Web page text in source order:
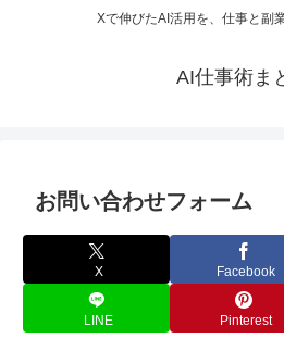
Xで伸びたAI活用を、仕事と副
AI仕事術ま
お問い合わせフォーム
X Facebook
LINE Pinterest